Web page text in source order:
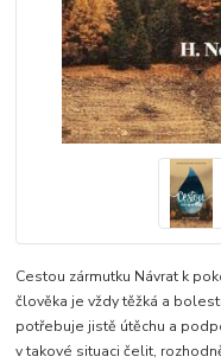
Cestou zármutku Návrat k
člověka je vždy těžká a
potřebuje jistě útěchu a
v takové situaci čelit,